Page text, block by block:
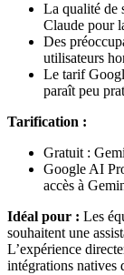
La qualité de
Claude pour
Des
utilisateurs
Le tarif
paraît peu
Tarification :
Gratuit :
Google AI
accès à
Idéal pour : Les
souhaitent une
L’expérience
intégrations natives